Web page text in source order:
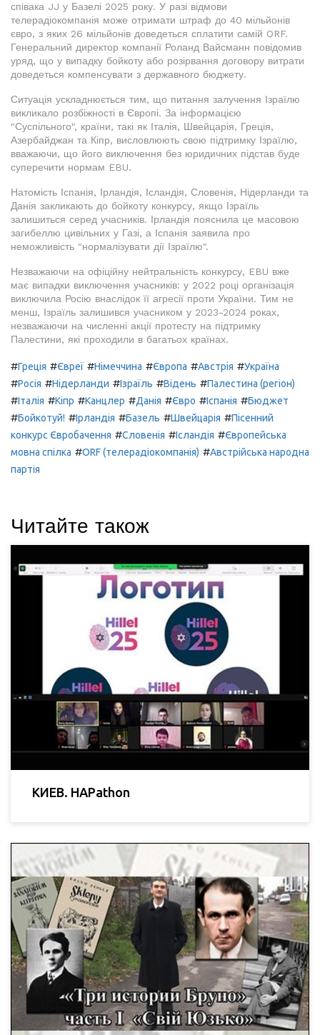
співака JJ у Базелі 2025 року. У разі відмови
телерадіокомпанія може отримати штраф до 40 мільйонів
євро, з яких 26 мільйонів доведеться сплатити самій ORF.
Генеральний директор компанії Роланд Вайсманн повідомив
уряд, що у випадку бойкоту або розірвання договору витрати
доведеться компенсувати з державного бюджету.
Ситуація ускладнюється тим, що питання залучення Ізраїлю
викликало розбіжності в Європі. За інформацією
"Суспільного", країни, такі як Італія, Швейцарія, Греція,
Азербайджан та Кіпр, висловлюють свою підтримку Ізраїлю,
вважаючи, що його виключення без юридичних підстав буде
суперечити нормам EBU.
Натомість Іспанія, Ірландія, Ісландія, Словенія, Нідерланди та
Данія закликають до бойкоту конкурсу, якщо Ізраїль
залишиться серед учасників. Ірландія пояснила це масовою
загибеллю цивільних у Газі, а Іспанія заявила про
неможливість "нормалізувати дії Ізраїлю".
Незважаючи на офіційну нейтральність конкурсу, EBU вже
має випадки виключення учасників: у 2022 році організація
виключила Росію внаслідок її агресії проти України. Тим не
менш, Ізраїль залишився учасником у 2023-2024 роках,
незважаючи на численні акції протесту на підтримку
Палестини, які проходили в багатьох країнах.
#Греція #Євреї #Німеччина #Європа #Австрія #Україна
#Росія #Нідерланди #Ізраїль #Відень #Палестина (регіон)
#Італія #Кіпр #Канцлер #Данія #Євро #Іспанія #Бюджет
#Бойкотуй! #Ірландія #Базель #Швейцарія #Пісенний
конкурс Євробачення #Словенія #Ісландія #Європейська
мовна спілка #ORF (телерадіокомпанія) #Австрійська народна
партія
Читайте також
КИЕВ. HAPathon